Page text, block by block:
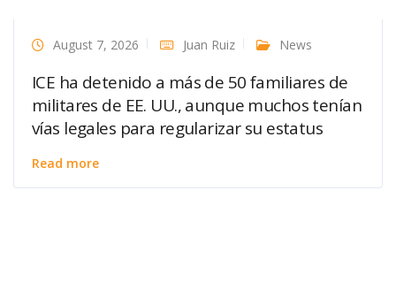
August 7, 2026 Juan Ruiz News
ICE ha detenido a más de 50 familiares de
militares de EE. UU., aunque muchos tenían
vías legales para regularizar su estatus
Read more